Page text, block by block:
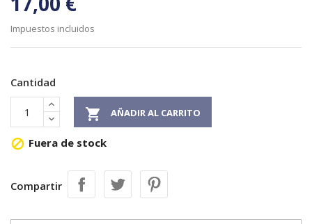
Impuestos incluidos
Cantidad
 AÑADIR AL CARRITO
 Fuera de stock
Compartir